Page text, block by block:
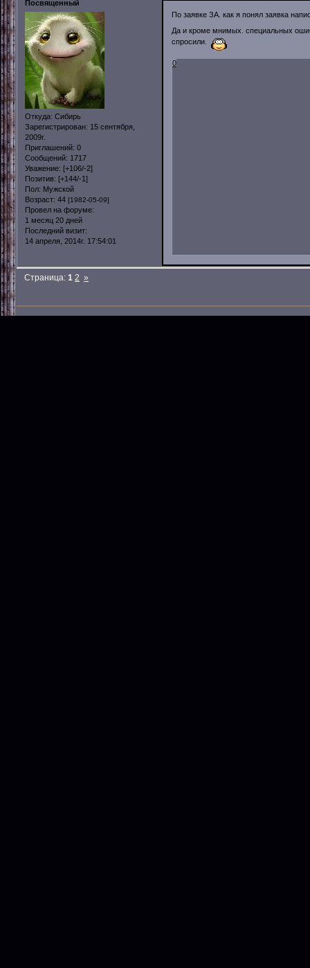
Посвященный
Откуда: Сибирь
Зарегистрирован: 15 сентября,
2009г.
Приглашений: 0
Сообщений: 1717
Уважение: [+106/-2]
Позитив: [+144/-1]
Пол: Мужской
Возраст: 44 [1982-05-09]
Провел на форуме:
1 месяц 20 дней
Последний визит:
14 апреля, 2014г. 17:54:01
По заявке ЗА. как я понял заявка
Да и кроме мнимых. специальных
спросили.
0
Страница:1 2 »